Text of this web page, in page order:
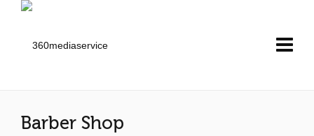
Barber Shop